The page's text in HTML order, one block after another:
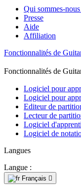
Qui sommes-
Presse
Aide
Affiliation
Fonctionnalités de
Fonctionnalités de
Logiciel pour
Logiciel pour
Editeur de
Lecteur de
Logiciel
Logiciel de
Langues
Langue :
Français 